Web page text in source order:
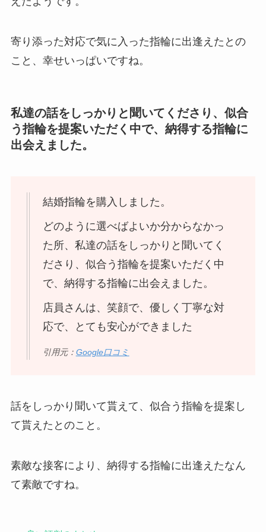
寄り添った対応で気に入った指輪に出逢えたとの
こと、幸せいっぱいですね。
私達の話をしっかりと聞いてくださり、似合
う指輪を提案いただく中で、納得する指輪に
出会えました。
結婚指輪を購入しました。
どのように選べばよいか分からなかっ
た所、私達の話をしっかりと聞いてく
ださり、似合う指輪を提案いただく中
で、納得する指輪に出会えました。
店員さんは、笑顔で、優しく丁寧な対
応で、とても安心ができました
引用元： Google口コミ
話をしっかり聞いて貰えて、似合う指輪を提案し
て貰えたとのこと。
素敵な接客により、納得する指輪に出逢えたなん
て素敵ですね。